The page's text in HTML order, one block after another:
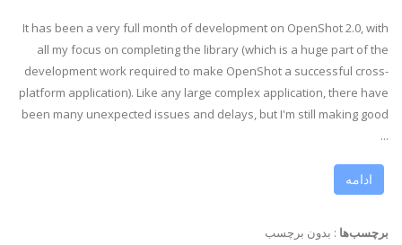
It has been a very full month of development on OpenShot 2.0, with
all my focus on completing the library (which is a huge part of the
development work required to make OpenShot a successful cross-
platform application). Like any large complex application, there have
been many unexpected issues and delays, but I'm still making good
...
ادامه
برچسب‌ها : بدون برچسب